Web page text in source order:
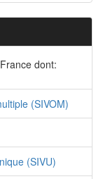
dont:
(SIVOM)
(SIVU)